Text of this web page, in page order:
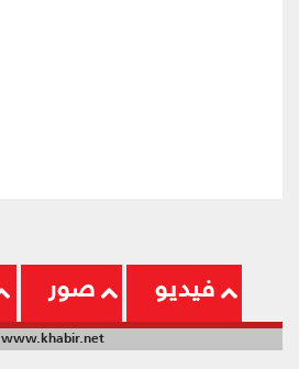
فيديو صور
www.khabir.net